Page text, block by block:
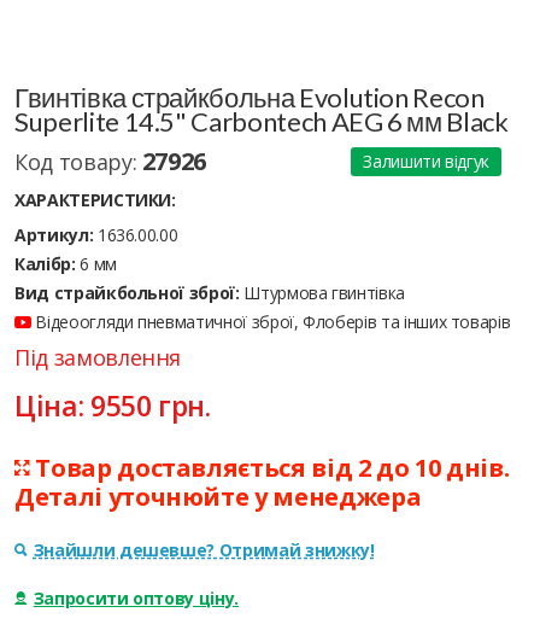
Гвинтівка страйкбольна Evolution Recon
Superlite 14.5" Carbontech AEG 6 мм Black
Код товару: 27926
Залишити відгук
ХАРАКТЕРИСТИКИ:
Артикул: 1636.00.00
Калібр: 6 мм
Вид страйкбольної зброї: Штурмова гвинтівка
Відеоогляди пневматичної зброї, Флоберів та інших товарів
Під замовлення
Ціна: 9550 грн.
Товар доставляється від 2 до 10 днів.
Деталі уточнюйте у менеджера
Знайшли дешевше? Отримай знижку!
Запросити оптову ціну.